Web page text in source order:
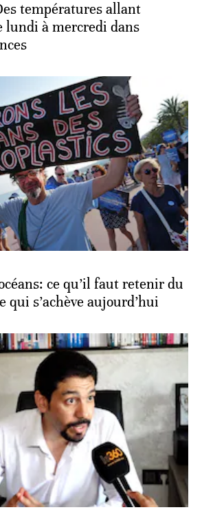
températures allant
lundi à mercredi dans
ce qu’il faut retenir du
qui s’achève aujourd’hui